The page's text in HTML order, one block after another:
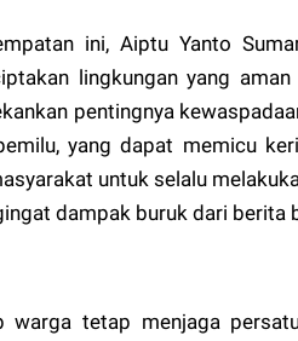
ini, Aiptu Yanto
lingkungan yang
pentingnya
yang dapat memicu
untuk selalu
dampak buruk dari berita
warga tetap menjaga